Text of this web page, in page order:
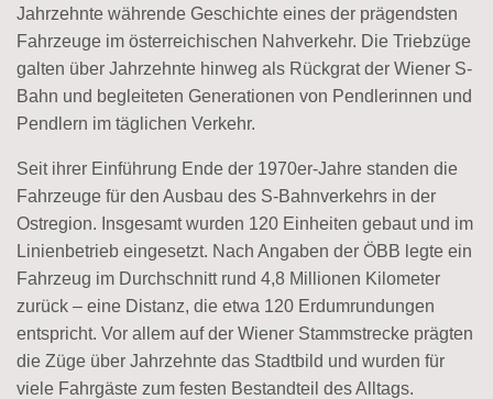
Jahrzehnte währende Geschichte eines der prägendsten
Fahrzeuge im österreichischen Nahverkehr. Die Triebzüge
galten über Jahrzehnte hinweg als Rückgrat der Wiener S-
Bahn und begleiteten Generationen von Pendlerinnen und
Pendlern im täglichen Verkehr.
Seit ihrer Einführung Ende der 1970er-Jahre standen die
Fahrzeuge für den Ausbau des S-Bahnverkehrs in der
Ostregion. Insgesamt wurden 120 Einheiten gebaut und im
Linienbetrieb eingesetzt. Nach Angaben der ÖBB legte ein
Fahrzeug im Durchschnitt rund 4,8 Millionen Kilometer
zurück – eine Distanz, die etwa 120 Erdumrundungen
entspricht. Vor allem auf der Wiener Stammstrecke prägten
die Züge über Jahrzehnte das Stadtbild und wurden für
viele Fahrgäste zum festen Bestandteil des Alltags.